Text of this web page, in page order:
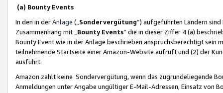
(a) Bounty Events
In den in derAnlage („ Sondervergütung“) aufgeführten Ländern
Zusammenhang mit „ Bounty Events“ die in dieser Ziffer 4 (a)
Bounty Event wie in der Anlage beschrieben anspruchsberechtigt sein
teilnehmende Startseite einer Amazon-Website aufruft und (2) der
ausführt.
Amazon zahlt keine Sondervergütung, wenn das zugrundeliegende
Anmeldungen unter Angabe ungültiger E-Mail-Adressen, Einsatz von